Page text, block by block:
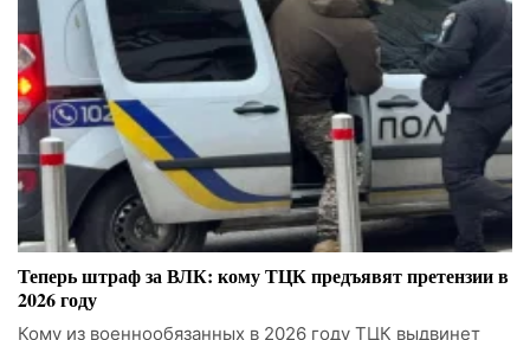
Теперь штраф за ВЛК: кому ТЦК предъявят претензии в
2026 году
Кому из военнообязанных в 2026 году ТЦК выдвинет